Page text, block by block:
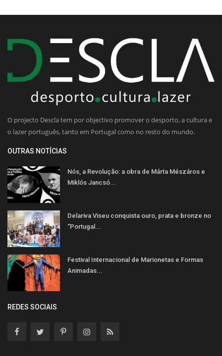
O projecto Descla tem por objectivo promover o desporto, a cultura e
o lazer português, tanto em Portugal como no resto do mundo.
OUTRAS NOTÍCIAS
Nós, a Revolução: a obra de Márta Mészáros e
Miklós Jancsó...
Delariva Viseu conquista ouro, prata e bronze no
“Portugal...
Festival Internacional de Marionetas e Formas
Animadas...
REDES SOCIAIS